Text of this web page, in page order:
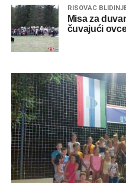
RISOVAC
Misa za
čuvajući